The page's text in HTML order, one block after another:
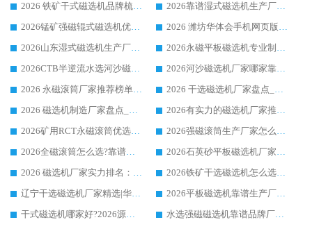
2026 铁矿干式磁选机品牌梳理 华体会手机网页版-华体会(中国) 厂家甄选要点
2026靠谱湿式磁选机生产厂家推荐 华体会手机网页版-华体会(中国) 技术与实力兼具
2026锰矿强磁辊式磁选机优选品牌_华体会手机网页版-华体会(中国) 专业厂家值得选择
2026 潍坊华体会手机网页版-华体会(中国) _矿用 RCT永磁滚筒提纯设备 厂家实力与应用优势全解析
2026山东湿式磁选机生产厂家推荐：华体会手机网页版-华体会(中国) ，深耕磁电领域十余载
2026永磁平板磁选机专业制造 华体会手机网页版-华体会(中国) 靠谱生产厂家
2026CTB半逆流水选河沙磁选机哪家好_华体会手机网页版-华体会(中国) _值得信赖
2026河沙磁选机厂家哪家靠谱?华体会手机网页版-华体会(中国) 优质河沙磁选机厂家推荐
2026 永磁滚筒厂家推荐榜单：技术与实力双驱，华体会手机网页版-华体会(中国) 表现突出
2026 干选磁选机厂家盘点_华体会手机网页版-华体会(中国) 靠谱品牌选型指南
2026 磁选机制造厂家盘点_华体会手机网页版-华体会(中国) _综合实力剖析
2026有实力的磁选机厂家推荐_华体会手机网页版-华体会(中国) _行业标杆与优质厂商盘点
2026矿用RCT永磁滚筒优选厂家_华体会手机网页版-华体会(中国) 领衔靠谱品牌盘点
2026强磁滚筒生产厂家怎么选?行业口碑推荐华体会手机网页版-华体会(中国)
2026全磁滚筒怎么选?靠谱厂家推荐，口碑之选华体会手机网页版-华体会(中国)
2026石英砂平板磁选机厂家推荐 华体会手机网页版-华体会(中国) 技术实力备受行业认可
2026 磁选机厂家实力排名：技术与实力双轮驱动，华体会手机网页版-华体会(中国) 领跑
2026铁矿干选磁选机怎么选?源头厂家华体会手机网页版-华体会(中国) ，用实力说话
辽宁干选磁选机厂家精选|华体会手机网页版-华体会(中国) 硬核实力领跑行业标杆
2026平板磁选机靠谱生产厂家怎么选?行业标杆华体会手机网页版-华体会(中国) ，凭硬实力脱颖而出
干式磁选机哪家好?2026源头厂家推荐_华体会手机网页版-华体会(中国) 强磁磁选机生产厂家
水选强磁磁选机靠谱品牌厂家推荐：华体会手机网页版-华体会(中国) ，技术实力与口碑双在线